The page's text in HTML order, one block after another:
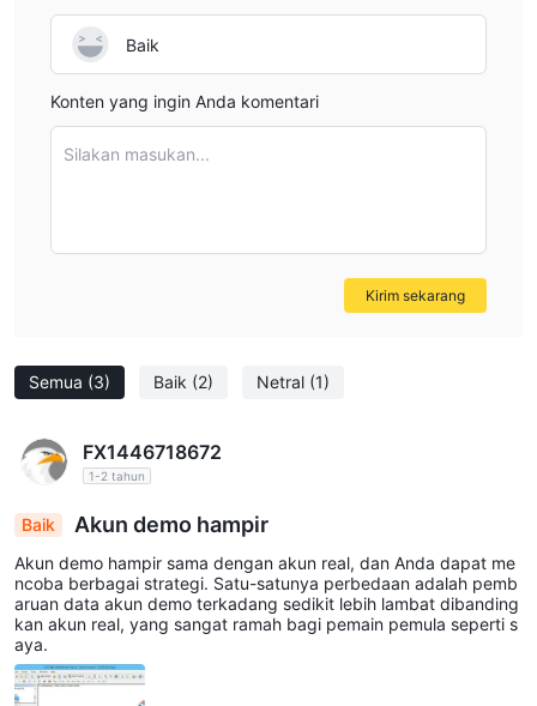
performance claims. This cautious approach helps ensure
you fully understand your potential costs and risks.
Semua (3) Baik (2) Netral (1)
FX1446718672
1-2 tahun
Baik Akun demo hampir
Akun demo hampir sama dengan akun real, dan Anda dapat me
ncoba berbagai strategi. Satu-satunya perbedaan adalah pemb
aruan data akun demo terkadang sedikit lebih lambat dibanding
kan akun real, yang sangat ramah bagi pemain pemula seperti s
aya.
Baik
Konten yang ingin Anda komentari
Silakan masukan...
Kirim sekarang